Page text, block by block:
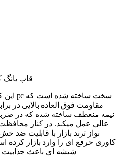
قاب یانگ کیت
مقاومت فوق العاده بالایی در
عالی عمل میکند. در کنار
نواز ترند بازار با قابلیت ضد
کاوری حرفع ای را وارد بازار
شیشه ای باعث